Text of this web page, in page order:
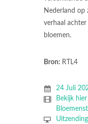
Nederland op
verhaal
bloemen.
Bron: RTL4
24 Juli
Bekijk